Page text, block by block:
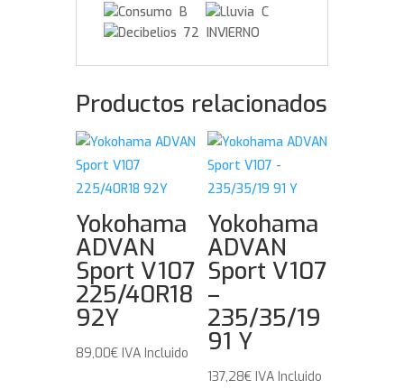
B
C
72 INVIERNO
Productos relacionados
Yokohama
ADVAN
Sport V107
225/40R18
92Y
89,00€ IVA Incluido
Yokohama
ADVAN
Sport V107
–
235/35/19
91 Y
137,28€ IVA Incluido